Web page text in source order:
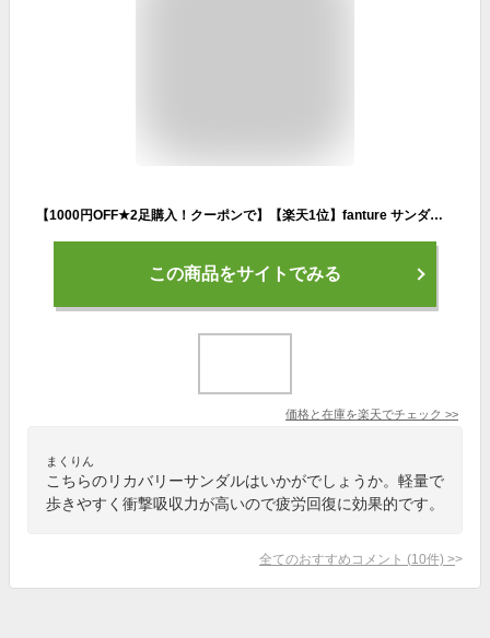
【1000円OFF★2足購入！クーポンで】【楽天1位】fanture サンダル FANTURE リカバリーサンダル スポーツサンダル スリッパ リカバリーシューズ ビーチサンダル コンフォートサンダル スポーツ メンズ レディース ユニセックス 厚底 サンダル ^fan005^
この商品をサイトでみる
価格と在庫を楽天でチェック >>
まくりん
こちらのリカバリーサンダルはいかがでしょうか。軽量で
歩きやすく衝撃吸収力が高いので疲労回復に効果的です。
全てのおすすめコメント (10件) >